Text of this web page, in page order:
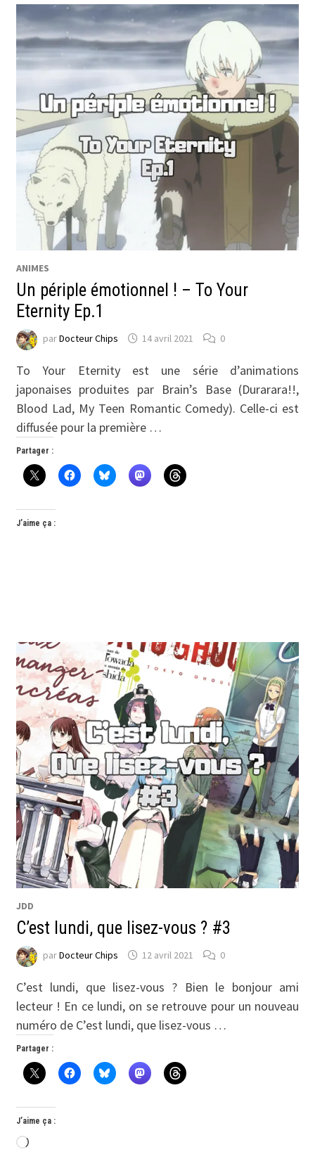
ANIMES
Un périple émotionnel ! – To Your
Eternity Ep.1
parDocteur Chips 14 avril 2021 0
To Your Eternity est une série d’animations
japonaises produites par Brain’s Base (Durarara!!,
Blood Lad, My Teen Romantic Comedy). Celle-ci est
diffusée pour la première …
Partager :
J’aime ça :
JDD
C’est lundi, que lisez-vous ? #3
parDocteur Chips 12 avril 2021 0
C’est lundi, que lisez-vous ? Bien le bonjour ami
lecteur ! En ce lundi, on se retrouve pour un nouveau
numéro de C’est lundi, que lisez-vous …
Partager :
J’aime ça :
Chargement…